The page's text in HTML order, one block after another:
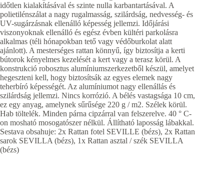
időtlen kialakításával és szinte nulla karbantartásával. A
polietilénszálat a nagy rugalmasság, szilárdság, nedvesség- és
UV-sugárzásnak ellenálló képesség jellemzi. Időjárási
viszonyoknak ellenálló és egész évben kültéri parkolásra
alkalmas (téli hónapokban tető vagy védőburkolat alatt
ajánlott). A mesterséges rattan könnyű, így biztosítja a kerti
bútorok kényelmes kezelését a kert vagy a terasz körül. A
konstrukció robosztus alumíniumszerkezetből készül, amelyet
hegeszteni kell, hogy biztosítsák az egyes elemek nagy
teherbíró képességét. Az alumíniumot nagy ellenállás és
szilárdság jellemzi. Nincs korrózió. A bélés vastagsága 10 cm,
ez egy anyag, amelynek sűrűsége 220 g / m2. Szélek körül.
Hab töltelék. Minden párna cipzárral van felszerelve. 40 ° C-
on mosható mosogatószer nélkül. Állítható laposság lábakkal.
Sestava obsahuje: 2x Rattan fotel SEVILLE (bézs), 2x Rattan
sarok SEVILLA (bézs), 1x Rattan asztal / szék SEVILLA
(bézs)